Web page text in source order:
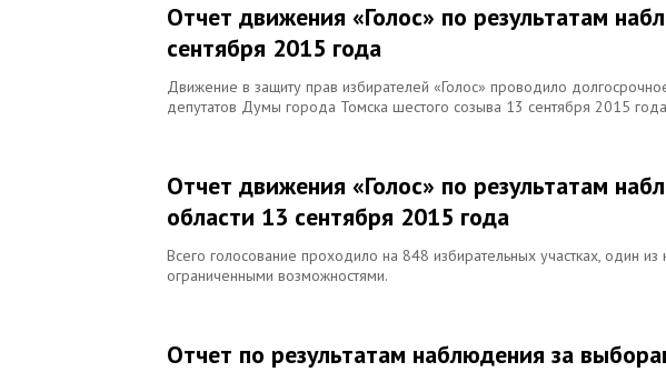
Отчет движения «Голос» по результатам
сентября 2015 года
Движение в защиту прав избирателей «Голос» проводило
депутатов Думы города Томска шестого созыва 13 сентября 2015
Отчет движения «Голос» по результатам
области 13 сентября 2015 года
Всего голосование проходило на 848 избирательных участках, один
ограниченными возможностями.
Отчет по результатам наблюдения за